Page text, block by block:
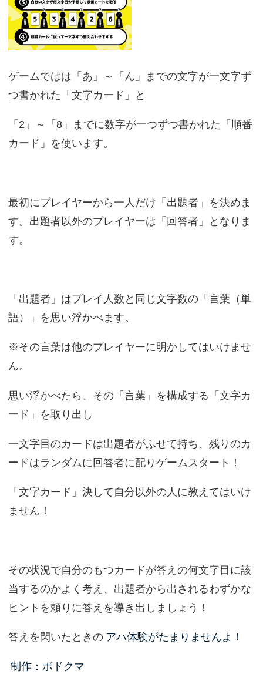
ゲームではは「あ」～「ん」までの文字が一文字ず
つ書かれた「文字カード」と
「2」～「8」までに数字が一つずつ書かれた「順番
カード」を使います。
最初にプレイヤーから一人だけ「出題者」を決めま
す。出題者以外のプレイヤーは「回答者」となりま
す。
「出題者」はプレイ人数と同じ文字数の「言葉（単
語）」を思い浮かべます。
※その言葉は他のプレイヤーに明かしてはいけませ
ん。
思い浮かべたら、その「言葉」を構成する「文字カ
ード」を取り出し
一文字目のカードは出題者がふせて持ち、残りのカ
ードはランダムに回答者に配りゲームスタート！
「文字カード」決して自分以外の人に教えてはいけ
ません！
その状況で自分のもつカードが答えの何文字目に該
当するのかよく考え、出題者から出されるわずかな
ヒントを頼りに答えを導き出しましょう！
答えを閃いたときの アハ体験がたまりませんよ！
制作：ボドクマ